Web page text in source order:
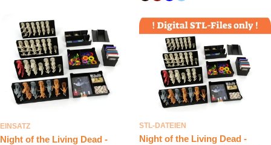
EINSATZ
Night of the Living Dead -
STL-DATEIEN
Night of the Living Dead -